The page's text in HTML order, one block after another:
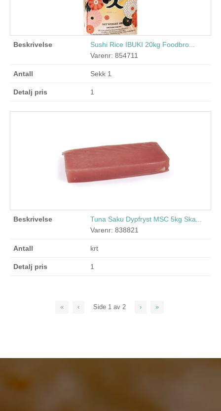
Sushi Rice IBUKI 20kg Foodbro...
Varenr: 854711
Sekk 1
1
Tuna Saku Dypfryst MSC 5kg Ska...
Varenr: 838821
krt
1
« ‹ Side 1 av 2 › »